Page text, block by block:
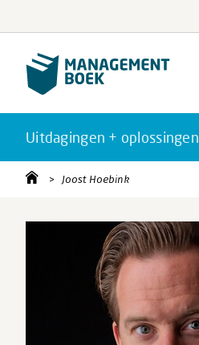
Uitdagingen + oplossingen
Joost Hoebink